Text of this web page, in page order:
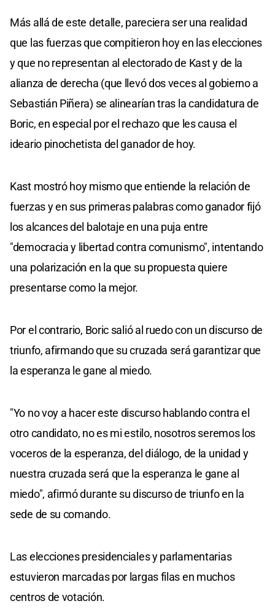
Más allá de este detalle, pareciera ser una realidad
que las fuerzas que compitieron hoy en las elecciones
y que no representan al electorado de Kast y de la
alianza de derecha (que llevó dos veces al gobierno a
Sebastián Piñera) se alinearían tras la candidatura de
Boric, en especial por el rechazo que les causa el
ideario pinochetista del ganador de hoy.
Kast mostró hoy mismo que entiende la relación de
fuerzas y en sus primeras palabras como ganador fijó
los alcances del balotaje en una puja entre
"democracia y libertad contra comunismo", intentando
una polarización en la que su propuesta quiere
presentarse como la mejor.
Por el contrario, Boric salió al ruedo con un discurso de
triunfo, afirmando que su cruzada será garantizar que
la esperanza le gane al miedo.
"Yo no voy a hacer este discurso hablando contra el
otro candidato, no es mi estilo, nosotros seremos los
voceros de la esperanza, del diálogo, de la unidad y
nuestra cruzada será que la esperanza le gane al
miedo", afirmó durante su discurso de triunfo en la
sede de su comando.
Las elecciones presidenciales y parlamentarias
estuvieron marcadas por largas filas en muchos
centros de votación.